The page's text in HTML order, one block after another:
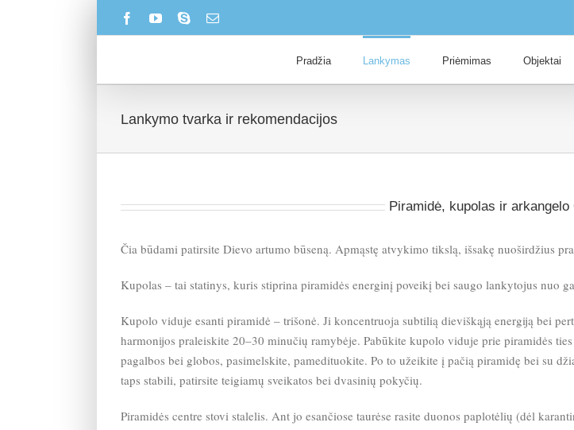
FacebookYouTube
SkypeEmail
Pradžia Lankymas Priėmimas Objektai
Lankymo tvarka ir rekomendacijos
Piramidė, kupolas ir
Čia būdami patirsite Dievo artumo būseną. Apmąstę atvykimo tikslą, išsakę nuoširdžius
Kupolas – tai statinys, kuris stiprina piramidės energinį poveikį bei saugo lankytojus nuo
Kupolo viduje esanti piramidė – trišonė. Ji koncentruoja subtilią dieviškąją energiją bei
harmonijos praleiskite 20–30 minučių ramybėje. Pabūkite kupolo viduje prie piramidės
pagalbos bei globos, pasimelskite, pamedituokite. Po to užeikite į pačią piramidę bei su
taps stabili, patirsite teigiamų sveikatos bei dvasinių pokyčių.
Piramidės centre stovi stalelis. Ant jo esančiose taurėse rasite duonos paplotėlių (dėl